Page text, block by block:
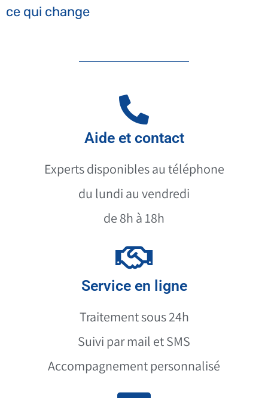
ce qui change
Aide et contact
Experts disponibles au téléphone
du lundi au vendredi
de 8h à 18h
Service en ligne
Traitement sous 24h
Suivi par mail et SMS
Accompagnement personnalisé